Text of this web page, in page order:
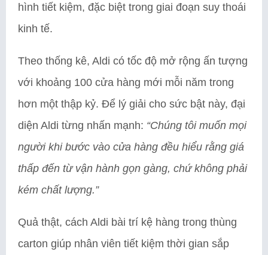
hình tiết kiệm, đặc biệt trong giai đoạn suy thoái
kinh tế.
Theo thống kê, Aldi có tốc độ mở rộng ấn tượng
với khoảng 100 cửa hàng mới mỗi năm trong
hơn một thập kỷ. Để lý giải cho sức bật này, đại
diện Aldi từng nhấn mạnh: “Chúng tôi muốn mọi
người khi bước vào cửa hàng đều hiểu rằng giá
thấp đến từ vận hành gọn gàng, chứ không phải
kém chất lượng.”
Quả thật, cách Aldi bài trí kệ hàng trong thùng
carton giúp nhân viên tiết kiệm thời gian sắp